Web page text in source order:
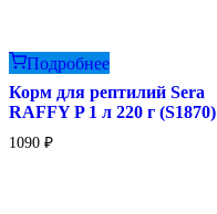
Подробнее
Корм для рептилий Sera
RAFFY P 1 л 220 г (S1870)
1090 ₽